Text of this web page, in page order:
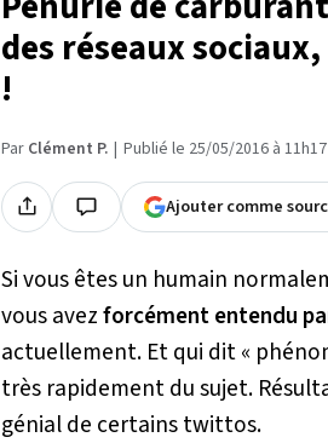
des réseaux
!
Par Clément P. Publié le 25/05/2016 à 11h17
Ajouter comme
Si vous êtes un humain
vous avezforcément entendu
actuellement. Et qui dit «
très rapidement du sujet.
génial de certains twittos.